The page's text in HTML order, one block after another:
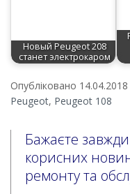
Новый Peugeot 208
станет электрокаром
Опубліковано 14.04.2018
Peugeot, Peugeot 108
Бажаєте завжди
корисних
ремонту та